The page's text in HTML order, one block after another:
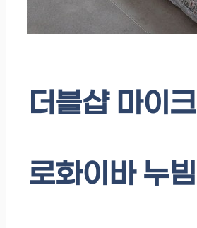
더블샵 마이크
로화이바 누빔